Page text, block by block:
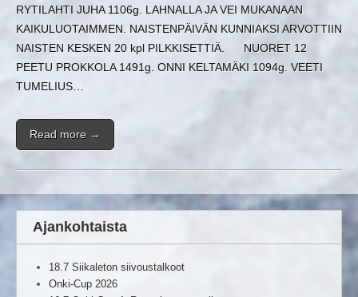
RYTILAHTI JUHA 1106g. LAHNALLA JA VEI MUKANAAN
KAIKULUOTAIMMEN. NAISTENPÄIVÄN KUNNIAKSI ARVOTTIIN
NAISTEN KESKEN 20 kpl PILKKISETTIÄ. NUORET 12
PEETU PROKKOLA 1491g. ONNI KELTAMÄKI 1094g. VEETI
TUMELIUS…
Read more →
Ajankohtaista
18.7 Siikaleton siivoustalkoot
Onki-Cup 2026